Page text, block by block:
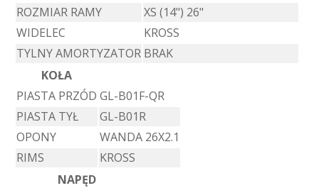
ROZMIAR RAMY
XS (14") 26"
WIDELEC
KROSS
TYLNY AMORTYZATOR BRAK
KOŁA
PIASTA PRZÓD GL-B01F-QR
PIASTA TYŁ
GL-B01R
OPONY
WANDA 26X2.1
RIMS
KROSS
NAPĘD